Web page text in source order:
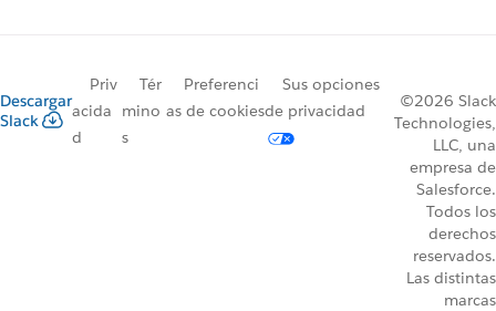
Descargar
Slack
Priv
acida
d
Tér
mino
s
Preferenci
as de cookies
Sus opciones
de privacidad
©2026 Slack
Technologies,
LLC, una
empresa de
Salesforce.
Todos los
derechos
reservados.
Las distintas
marcas